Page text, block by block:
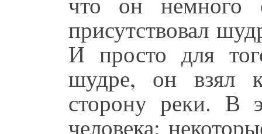
присутствовал
И просто для
шудре, он взял
сторону реки. В
человека: